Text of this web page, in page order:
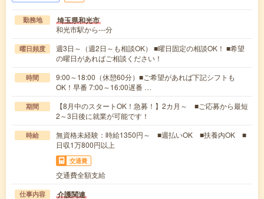
勤務地 埼玉県和光市
和光市駅から---分
曜日頻度
週3日～（週2日～も相談OK） ■曜日固定の相談OK！ ■希望
の曜日があればご相談ください！
時間
9:00～18:00（休憩60分）■ご希望があれば下記シフトも
OK！早番 7:00～16:00遅番 …
期間
【8月中のスタートOK！急募！】2カ月～ ■ご応募から最短
2～3日後に就業が可能です！
時給
無資格未経験：時給1350円～ ■週払いOK ■扶養内OK ■
日収1万800円以上
交通費
交通費全額支給
仕事内容 介護関連